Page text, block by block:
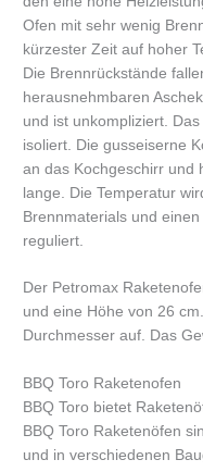
Ofen mit sehr wenig
kürzester Zeit auf hoher
Die Brennrückstände
herausnehmbaren
und ist unkompliziert.
isoliert. Die gusseiserne
an das Kochgeschirr und
lange. Die Temperatur
Brennmaterials und
reguliert.
Der Petromax
und eine Höhe von 26
Durchmesser auf. Das
BBQ Toro Raketenofen
BBQ Toro bietet
BBQ Toro Raketenöfen
und in verschiedenen